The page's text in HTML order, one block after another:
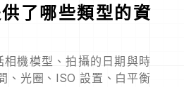
了哪些類型的資
相機模型、拍攝的日期與時
、光圈、ISO 設置、白平衡